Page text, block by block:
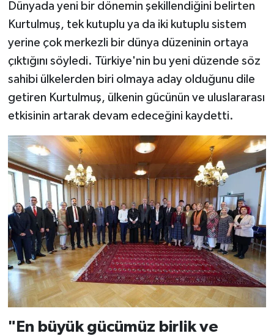
Dünyada yeni bir dönemin şekillendiğini belirten
Kurtulmuş, tek kutuplu ya da iki kutuplu sistem
yerine çok merkezli bir dünya düzeninin ortaya
çıktığını söyledi. Türkiye'nin bu yeni düzende söz
sahibi ülkelerden biri olmaya aday olduğunu dile
getiren Kurtulmuş, ülkenin gücünün ve uluslararası
etkisinin artarak devam edeceğini kaydetti.
"En büyük gücümüz birlik ve